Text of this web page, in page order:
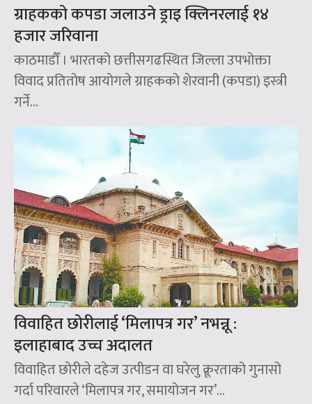
ग्राहकको कपडा जलाउने ड्राइ क्लिनरलाई १४
हजार जरिवाना
काठमाडौँ । भारतको छत्तीसगढस्थित जिल्ला उपभोक्ता
विवाद प्रतितोष आयोगले ग्राहकको शेरवानी (कपडा) इस्त्री
गर्ने...
विवाहित छोरीलाई ‘मिलापत्र गर’ नभन्नू :
इलाहाबाद उच्च अदालत
विवाहित छोरीले दहेज उत्पीडन वा घरेलु क्रूरताको गुनासो
गर्दा परिवारले ‘मिलापत्र गर, समायोजन गर’...